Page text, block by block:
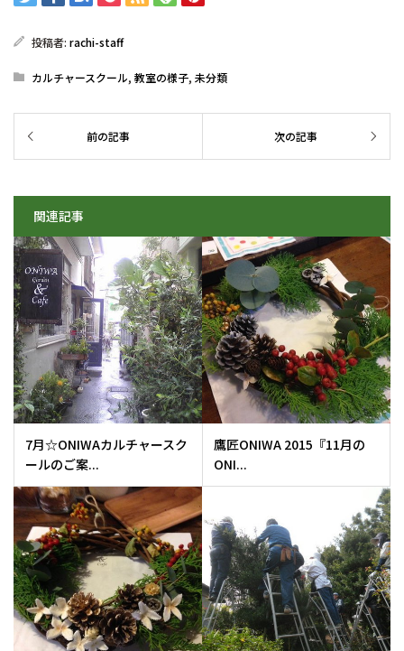
投稿者: rachi-staff
カルチャースクール, 教室の様子, 未分類
関連記事
7月☆ONIWAカルチャースク
ールのご案...
鷹匠ONIWA 2015『11月の
ONI...